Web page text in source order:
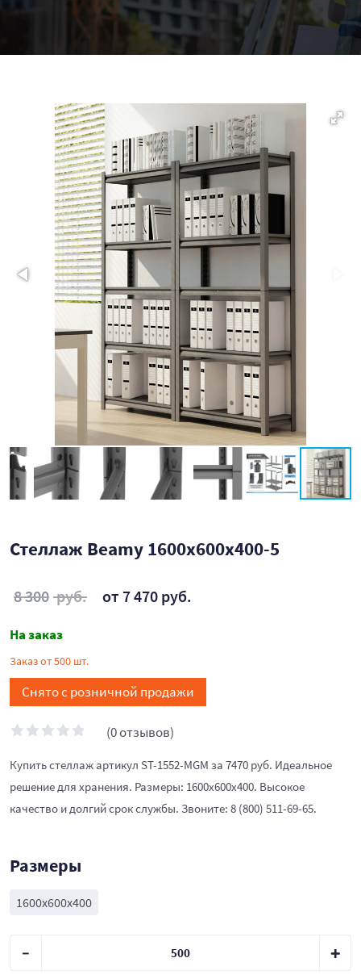
Стеллаж Beamy 1600x600x400-5
8 300 руб. от 7 470 руб.
На заказ
Заказ от 500 шт.
Снято с розничной продажи
(0 отзывов)
Купить стеллаж артикул ST-1552-MGM за 7470 руб. Идеальное
решение для хранения. Размеры: 1600x600x400. Высокое
качество и долгий срок службы. Звоните: 8 (800) 511-69-65.
Размеры
1600x600x400